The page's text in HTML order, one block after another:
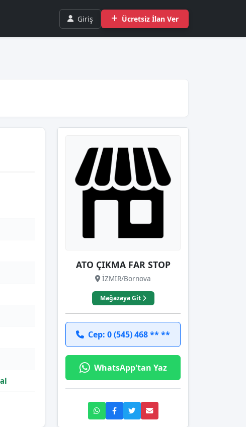
Giriş Ücretsiz İlan Ver
ATO ÇIKMA FAR STOP
İZMİR/Bornova
Mağazaya Git
Cep: 0 (545) 468 ** **
WhatsApp'tan Yaz